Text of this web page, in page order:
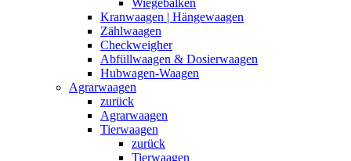
Wiegebalken
Kranwaagen | Hängewaagen
Zählwaagen
Checkweigher
Abfüllwaagen & Dosierwaagen
Hubwagen-Waagen
Agrarwaagen
zurück
Agrarwaagen
Tierwaagen
zurück
Tierwaagen